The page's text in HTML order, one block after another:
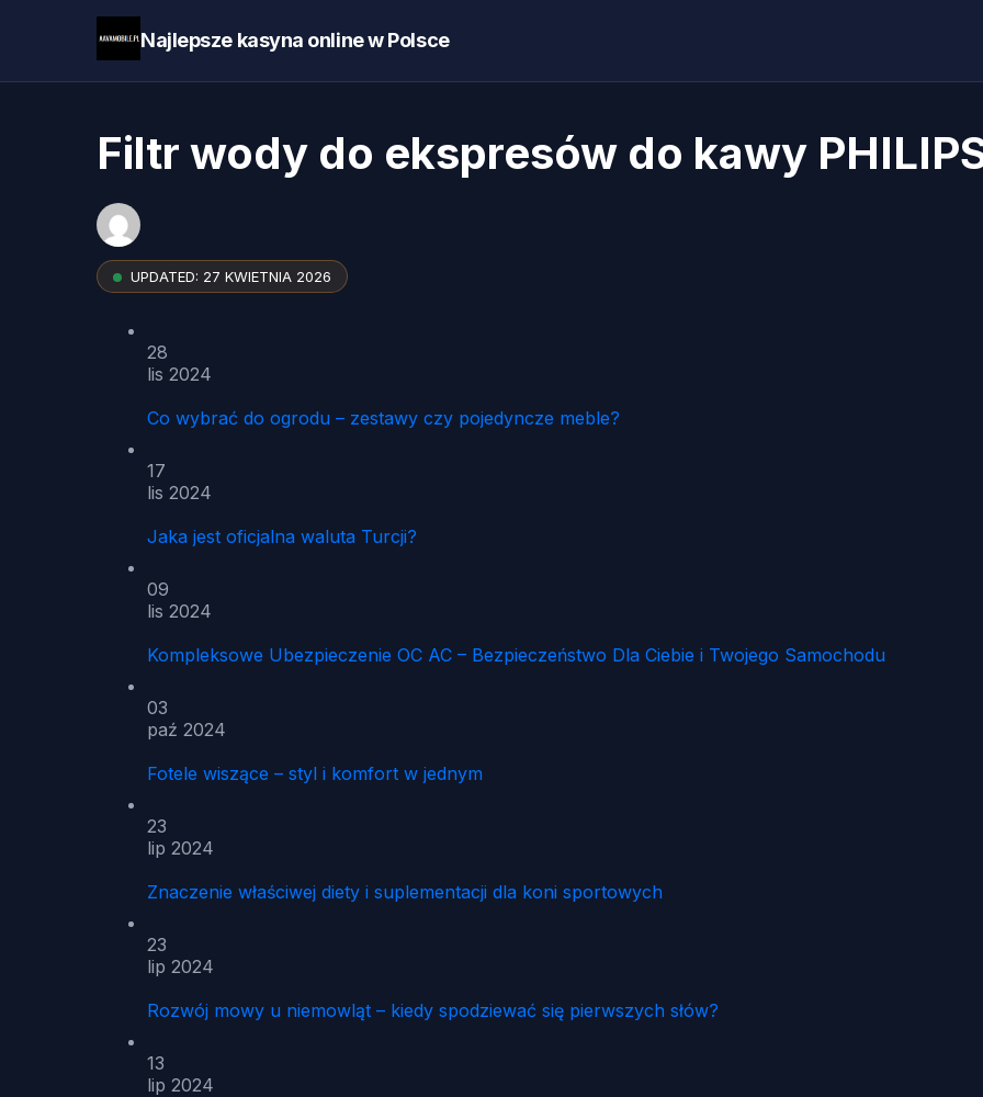
Najlepsze kasyna online w Polsce
Filtr wody do ekspresów do kawy
UPDATED: 27 KWIETNIA 2026
28
lis 2024
Co wybrać do ogrodu – zestawy czy pojedyncze meble?
17
lis 2024
Jaka jest oficjalna waluta Turcji?
09
lis 2024
Kompleksowe Ubezpieczenie OC AC – Bezpieczeństwo Dla Ciebie i Twojego Samochodu
03
paź 2024
Fotele wiszące – styl i komfort w jednym
23
lip 2024
Znaczenie właściwej diety i suplementacji dla koni sportowych
23
lip 2024
Rozwój mowy u niemowląt – kiedy spodziewać się pierwszych słów?
13
lip 2024